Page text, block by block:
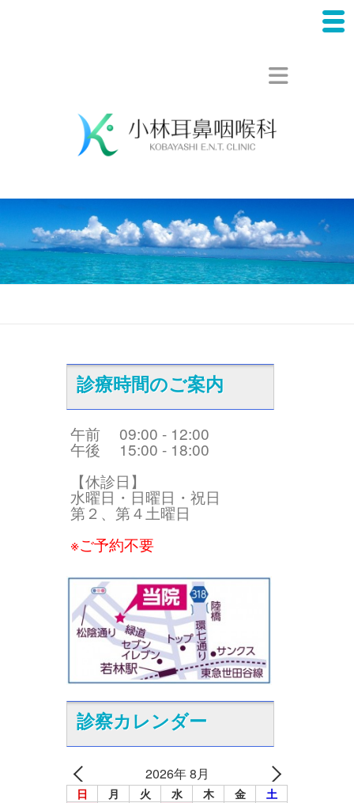
診療時間のご案内
午前 09:00 - 12:00
午後 15:00 - 18:00
【休診日】
水曜日・日曜日・祝日
第２、第４土曜日
※ご予約不要
診察カレンダー
2026年 8月
日 月 火 水 木 金 土